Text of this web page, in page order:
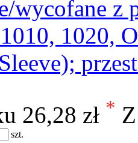
1020,
26,28 zł *
szt.